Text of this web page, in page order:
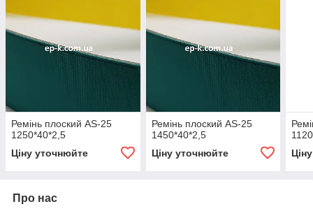
Ремінь плоский AS-25
1250*40*2,5
Ціну уточнюйте
Ремінь плоский AS-25
1450*40*2,5
Ціну уточнюйте
Про нас